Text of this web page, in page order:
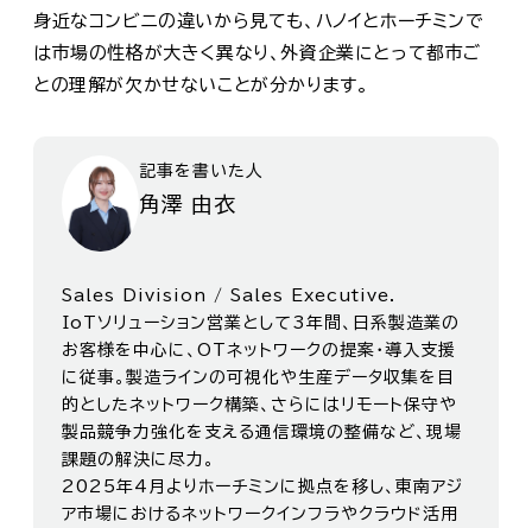
身近なコンビニの違いから見ても、ハノイとホーチミンで
は市場の性格が大きく異なり、外資企業にとって都市ご
との理解が欠かせないことが分かります。
記事を書いた人
角澤 由衣
Sales Division / Sales Executive.
IoTソリューション営業として3年間、日系製造業の
お客様を中心に、OTネットワークの提案・導入支援
に従事。製造ラインの可視化や生産データ収集を目
的としたネットワーク構築、さらにはリモート保守や
製品競争力強化を支える通信環境の整備など、現場
課題の解決に尽力。
2025年4月よりホーチミンに拠点を移し、東南アジ
ア市場におけるネットワークインフラやクラウド活用